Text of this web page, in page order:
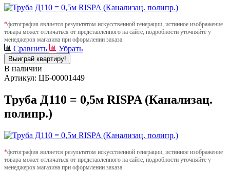
*фотография является результатом искусственной генерации, истинное изображение
товара может отличаться от представленного на сайте, подробности уточняйте у
менеджеров магазина при оформлении заказа.
Сравнить Убрать
Выиграй квартиру!
В наличии
Артикул: ЦБ-00001449
Труба Д110 = 0,5м RISPA (Канализац.
полипр.)
*фотография является результатом искусственной генерации, истинное изображение
товара может отличаться от представленного на сайте, подробности уточняйте у
менеджеров магазина при оформлении заказа.